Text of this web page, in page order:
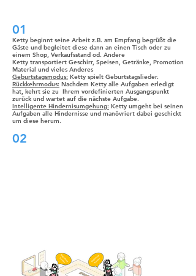
01
Ketty beginnt seine Arbeit z.B. am Empfang begrüßt die
Gäste und begleitet diese dann an einen Tisch oder zu
einem Shop, Verkaufsstand od. Andere
Ketty transportiert Geschirr, Speisen, Getränke, Promotion
Material und vieles Anderes
Geburtstagsmodus: Ketty spielt Geburtstagslieder.
Rückkehrmodus: Nachdem Ketty alle Aufgaben erledigt
hat, kehrt sie zu Ihrem vordefinierten Ausgangspunkt
zurück und wartet auf die nächste Aufgabe.
Intelligente Hindernisumgehung: Ketty umgeht bei seinen
Aufgaben alle Hindernisse und manövriert dabei geschickt
um diese herum.
02